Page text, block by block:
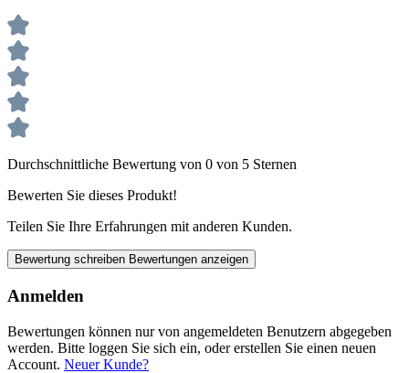
Durchschnittliche Bewertung von 0 von 5 Sternen
Bewerten Sie dieses Produkt!
Teilen Sie Ihre Erfahrungen mit anderen Kunden.
Bewertung schreiben Bewertungen anzeigen
Anmelden
Bewertungen können nur von angemeldeten Benutzern abgegeben
werden. Bitte loggen Sie sich ein, oder erstellen Sie einen neuen
Account. Neuer Kunde?